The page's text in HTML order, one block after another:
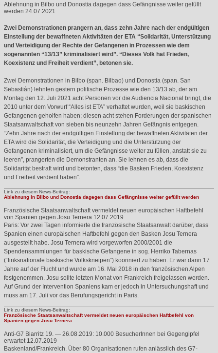
Ablehnung in Bilbo und Donostia dagegen dass Gefängnisse weiter gefüllt
werden 24.07.2021
Zwei Demonstrationen prangern an, dass zehn Jahre nach der endgültigen
Einstellung der bewaffneten Aktivitäten derETA “Solidarität, Unterstützung
und Verteidigung der Rechte der Gefangenen in Prozessen wie dem
sogenannten “13/13” kriminalisiert wird”. “Dieses Volk hat Frieden,
Koexistenz und Freiheit verdient”, betonen sie.
Zwei Demonstrationen in Bilbo (span. Bilbao) und Donostia (span. San
Sebastián) lehnten gestern politische Prozesse wie den 13/13 ab, der am
Montag den 12. Juli 2021 acht Personen vor die Audiencia Nacional bringt, die
2010 unter dem Vorwurf “Alles ist ETA” verhaftet wurden, weil sie baskischen
Gefangenen geholfen haben; diesen acht stehen Forderungen der spanischen
Staatsanwaltschaft von sieben bis neunzehn Jahren Gefängnis entgegen.
“Zehn Jahre nach der endgültigen Einstellung der bewaffneten Aktivitäten der
ETAwird die Solidarität, die Verteidigung und die Unterstützung der
Gefangenen kriminalisiert, um die Gefängnisse weiter zu füllen, anstatt sie zu
leeren”, prangerten die Demonstranten an. Sie lehnen es ab, dass die
Solidarität bestraft wird und betonten, dass “die Basken Frieden, Koexistenz
und Freiheit verdient haben”.
Link zu diesem News-Beitrag:
Ablehnung in Bilbo und Donostia dagegen dass Gefängnisse weiter gefüllt werden
Französische Staatsanwaltschaft vermeldet neuen europäischen Haftbefehl
von Spanien gegen Josu Ternera 12.07.2019
Paris: Vor zwei Tagen informierte die französische Staatsanwalt darüber, dass
Spanien einen europäischen Haftbefehl gegen den Basken Josu Ternera
ausgestellt habe. Josu Ternera wird vorgeworfen 2000/2001 die
Spendensammlungen für baskische Gefangene in sog. Herriko Tabernas
(“linksnationale baskische Volkskneipen”) kooriniert zu haben. Er war dann 17
Jahre auf der Flucht und wurde am 16. Mai 2018 in den französischen Alpen
festgenommen. Josu sollte letzten Monat von Frankreich freigelassen werden.
Auf Grund der Intervention Spaniens kam er jedoch in Untersuchungshaft und
muss am 17. Juli vor das Berufungsgericht in Paris.
Link zu diesem News-Beitrag:
Französische Staatsanwaltschaft vermeldet neuen europäischen Haftbefehl von
Spanien gegen Josu Ternera
Anti-G7 Biarritz 19. — 26.08.2019: 10.000 BesucherInnen bei Gegengipfel
erwartet 12.07.2019
Baskenland/Frankreich. Über 80 Organisationen rufen anlässlich des G7-